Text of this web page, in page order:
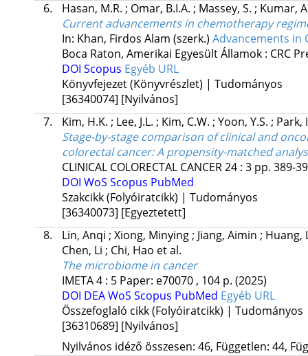
6.
Hasan, M.R. ; Omar, B.I.A. ; Massey, S. ; Kumar,
Current advancements in chemotherapy
In: Khan, Firdos Alam (szerk.) Advancements in
Boca Raton, Amerikai Egyesült Államok : CRC
DOI Scopus Egyéb URL
Könyvfejezet (Könyvrészlet) | Tudományos
[36340074] [Nyilvános]
7.
Kim, H.K. ; Lee, J.L. ; Kim, C.W. ; Yoon, Y.S. ; Park,
Stage-by-stage comparison of clinical and
colorectal cancer: A propensity-matched
CLINICAL COLORECTAL CANCER24: 3 pp. 389-
DOI WoS Scopus PubMed
Szakcikk (Folyóiratcikk) | Tudományos
[36340073] [Egyeztetett]
8.
Lin, Anqi ; Xiong, Minying; Jiang, Aimin ; Huang,
Chen, Li ; Chi, Hao et al.
The microbiome in cancer
IMETA4: 5 Paper: e70070 , 104 p. (2025)
DOI DEAWoS Scopus PubMed Egyéb URL
Összefoglaló cikk (Folyóiratcikk) | Tudományos
[36310689] [Nyilvános]
Nyilvános idéző összesen: 46, Független: 44,